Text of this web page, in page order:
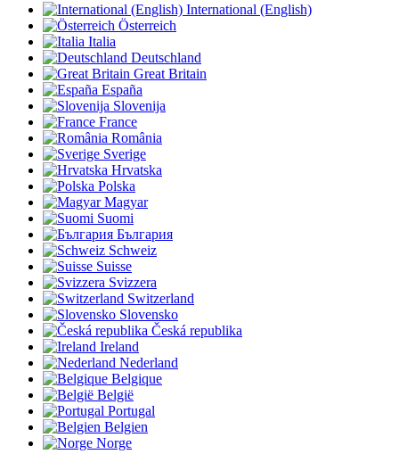
International (English)
Österreich
Italia
Deutschland
Great Britain
España
Slovenija
France
România
Sverige
Hrvatska
Polska
Magyar
Suomi
България
Schweiz
Suisse
Svizzera
Switzerland
Slovensko
Česká republika
Ireland
Nederland
Belgique
België
Portugal
Belgien
Norge